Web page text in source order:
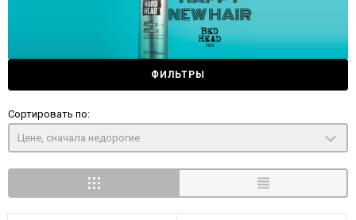
ФИЛЬТРЫ
Сортировать по:
Цене, сначала недорогие